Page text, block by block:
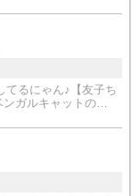
てるにゃん♪【友子ち
ンガルキャットの…